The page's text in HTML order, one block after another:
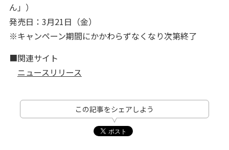
ん」）
発売日：3月21日（金）
※キャンペーン期間にかかわらずなくなり次第終了
■関連サイト
ニュースリリース
この記事をシェアしよう